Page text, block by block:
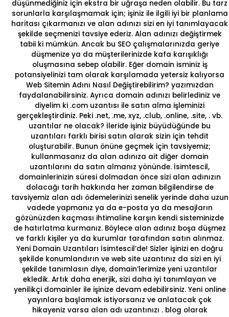
düşünmediğiniz için ekstra bir uğraşa neden olabilir. Bu tarz
sorunlarla karşılaşmamak için; işiniz ile ilgili iyi bir planlama
haritası çıkarmanızı ve alan adınızı sizi en iyi tanımlayacak
şekilde seçmenizi tavsiye ederiz. Alan adınızı değiştirmek
tabii ki mümkün. Ancak bu SEO çalışmalarınızda geriye
düşmenize ya da müşterilerinizde kafa karışıklığı
oluşmasına sebep olabilir. Eğer domain isminiz iş
potansiyelinizi tam olarak karşılamada yetersiz kalıyorsa
Web Sitemin Adını Nasıl Değiştirebilirim? yazımızdan
faydalanabilirsiniz. Ayrıca domain adınızı belirlediniz ve
diyelim ki .com uzantısı ile satın alma işleminizi
gerçekleştirdiniz. Peki .net, .me, xyz, .club, .online, .site, . vb.
uzantılar ne olacak? İleride işiniz büyüdüğünde bu
uzantıları farklı birisi satın alarak sizin için tehdit
oluşturabilir. Bunun önüne geçmek için tavsiyemiz;
kullanmasanız da alan adınıza ait diğer domain
uzantılarını da satın almanız yönünde. İsimtescil,
domainlerinizin süresi dolmadan önce sizi alan adınızın
dolacağı tarih hakkında her zaman bilgilendirse de
tavsiyemiz alan adı ödemelerinizi senelik yerinde daha uzun
vadede yapmanız ya da e-posta ya da mesajların
gözünüzden kaçması ihtimaline karşın kendi sisteminizde
de hatırlatma kurmanız. Böylece alan adınız boşa düşmez
ve farklı kişiler ya da kurumlar tarafından satın alınmaz.
Yeni Domain Uzantıları İsimtescil’de! Sizler işinizi en doğru
şekilde konumlandırın ve web site uzantınız da sizi en iyi
şekilde tanımlasın diye, domain’lerimize yeni uzantılar
ekledik. Artık daha enerjik, sizi daha iyi tanımlayan ve
yenilikçi domainler ile işinize devam edebilirsiniz. Yeni online
yayınlara başlamak istiyorsanız ve anlatacak çok
hikayeniz varsa alan adı uzantınızı . blog olarak